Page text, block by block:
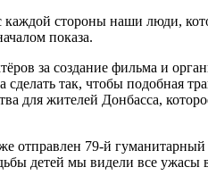
стороны наши люди,
показа.
за создание фильма и
так, чтобы подобная
жителей Донбасса,
79-й
детей мы видели все